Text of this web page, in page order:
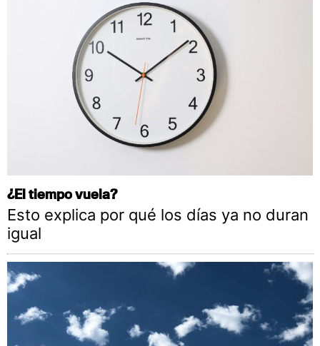
¿El tiempo vuela?
Esto explica por qué los días ya no duran
igual